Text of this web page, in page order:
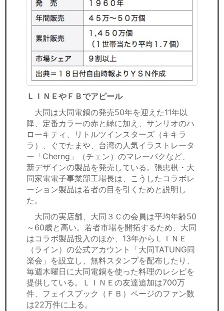
ＬＩＮＥやＦＢでアピール
大同は大同電鍋の発売50年を迎えた11年以
降、定番カラーの赤と緑に加え、サンリオのハ
ローキティ、リトルツインスターズ（キキラ
ラ）、ぐでたまや、台湾の人気イラストレータ
ー「Cherng」（チェン）のマレーバクなど、
新デザインの製品を発売している。張忠棋・大
同家電電子事業部工場長は、こうしたコラボレ
ーション製品は若者の目を引くためと説明し
た。
大同の実店舗、大同３Ｃの会員は平均年齢50
～60歳と高い。若者市場を開拓するため、大同
はコラボ製品投入のほか、13年からＬＩＮＥ
（ライン）の公式アカウント「大同TATUNG同
楽会」を設立し、無料スタンプを配布したり、
毎週木曜日に大同電鍋を使った料理のレシピを
提供している。ＬＩＮＥの友達追加は700万
件、フェイスブック（ＦＢ）ページのファン数
は22万件に上る。